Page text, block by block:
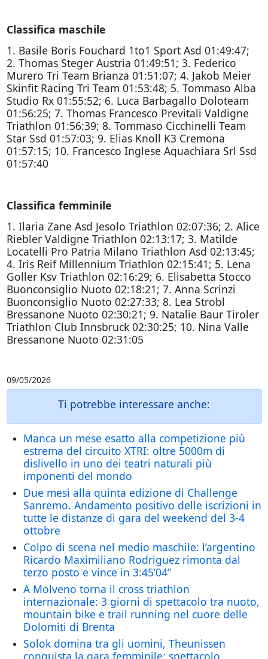
Classifica maschile
1. Basile Boris Fouchard 1to1 Sport Asd 01:49:47;
2. Thomas Steger Austria 01:49:51; 3. Federico
Murero Tri Team Brianza 01:51:07; 4. Jakob Meier
Skinfit Racing Tri Team 01:53:48; 5. Tommaso Alba
Studio Rx 01:55:52; 6. Luca Barbagallo Doloteam
01:56:25; 7. Thomas Francesco Previtali Valdigne
Triathlon 01:56:39; 8. Tommaso Cicchinelli Team
Star Ssd 01:57:03; 9. Elias Knoll K3 Cremona
01:57:15; 10. Francesco Inglese Aquachiara Srl Ssd
01:57:40
Classifica femminile
1. Ilaria Zane Asd Jesolo Triathlon 02:07:36; 2. Alice
Riebler Valdigne Triathlon 02:13:17; 3. Matilde
Locatelli Pro Patria Milano Triathlon Asd 02:13:45;
4. Iris Reif Millennium Triathlon 02:15:41; 5. Lena
Goller Ksv Triathlon 02:16:29; 6. Elisabetta Stocco
Buonconsiglio Nuoto 02:18:21; 7. Anna Scrinzi
Buonconsiglio Nuoto 02:27:33; 8. Lea Strobl
Bressanone Nuoto 02:30:21; 9. Natalie Baur Tiroler
Triathlon Club Innsbruck 02:30:25; 10. Nina Valle
Bressanone Nuoto 02:31:05
09/05/2026
Ti potrebbe interessare anche:
Manca un mese esatto alla competizione più
estrema del circuito XTRI: oltre 5000m di
dislivello in uno dei teatri naturali più
imponenti del mondo
Due mesi alla quinta edizione di Challenge
Sanremo. Andamento positivo delle iscrizioni in
tutte le distanze di gara del weekend del 3-4
ottobre
Colpo di scena nel medio maschile: l’argentino
Ricardo Maximiliano Rodriguez rimonta dal
terzo posto e vince in 3:45’04”
A Molveno torna il cross triathlon
internazionale: 3 giorni di spettacolo tra nuoto,
mountain bike e trail running nel cuore delle
Dolomiti di Brenta
Solok domina tra gli uomini, Theunissen
conquista la gara femminile: spettacolo,